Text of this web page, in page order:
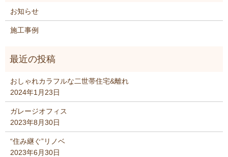
お知らせ
施工事例
おしゃれカラフルな二世帯住宅&離れ
2024年1月23日
ガレージオフィス
2023年8月30日
“住み継ぐ”リノベ
2023年6月30日